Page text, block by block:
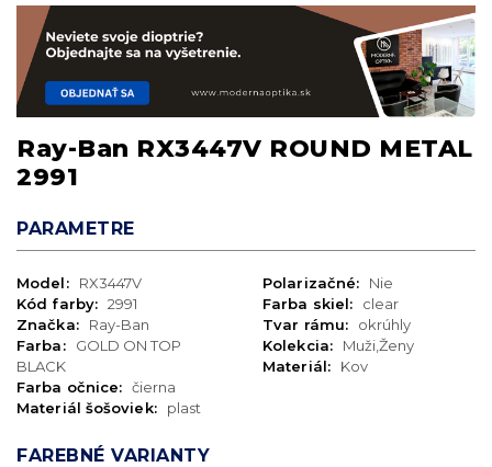
Ray-Ban RX3447V ROUND METAL
2991
PARAMETRE
Model:
RX3447V
Kód farby: 2991
Značka:
Ray-Ban
Farba:
GOLD ON TOP
BLACK
Farba očnice: čierna
Materiál šošoviek:
plast
Polarizačné:
Nie
Farba skiel:
clear
Tvar rámu:
okrúhly
Kolekcia:
Muži,Ženy
Materiál:
Kov
FAREBNÉ VARIANTY